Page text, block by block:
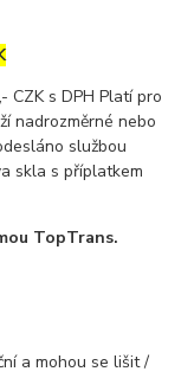
CZK s DPH Platí pro
nadrozměrné nebo
službou
skla s příplatkem
TopTrans.
a mohou se lišit /